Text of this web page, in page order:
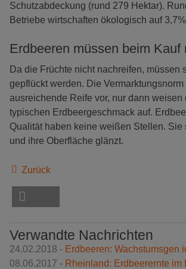
Schutzabdeckung (rund 279 Hektar).
Betriebe wirtschaften ökologisch auf
Erdbeeren müssen beim Kauf
Da die Früchte nicht nachreifen, müssen
gepflückt werden. Die Vermarktungsnorm
ausreichende Reife vor, nur dann weisen
typischen Erdbeergeschmack auf.
Qualität haben keine weißen Stellen. Sie
und ihre Oberfläche glänzt.
Zurück
Verwandte Nachrichten
24.02.2018 - Erdbeeren: Wachstumsgen
08.06.2017 - Rheinland: Erdbeerernte im